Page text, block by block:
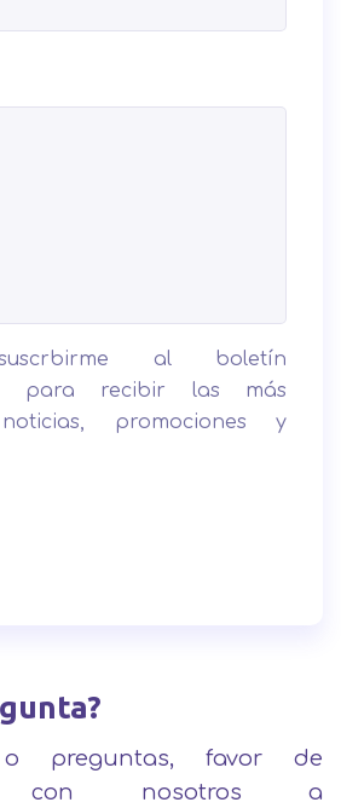
para recibir las más
promociones y
con nosotros a